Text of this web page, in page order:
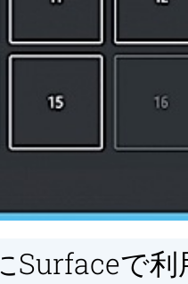
Surfaceで利